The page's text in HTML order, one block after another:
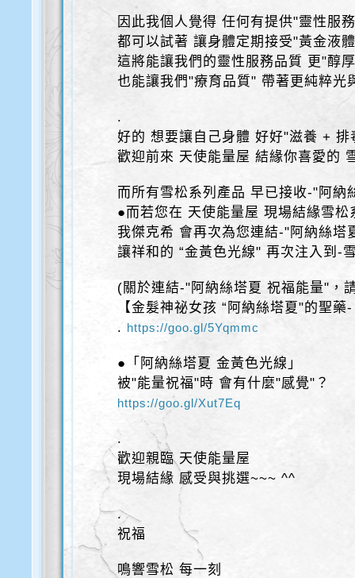
因此我個人覺得 任何有提供"靈性服
都可以試著 讓身體定期接受"黃金液
這將能讓我們的靈性服務品質 更"醇
也能讓我們"療育品質" 帶著更純粹光
.
好的 想要讓自己身體 好好"滋養 + 排
歡迎前來 天使能量屋 結緣你喜愛的
而所有雪松系列產品 早已接收-"阿納
●而若您在 天使能量屋 現場結緣雪松
我傑克希 會再次為您連結-"阿納絲塔
讓祥和的 “金黃色光線" 再次注入到-
(關於連結-"阿納絲塔夏 祝福能量"，
【金髮神祕女孩 “阿納絲塔夏"的聖藥
. https://goo.gl/5Yqmmc
●「阿納絲塔夏 金黃色光線」
被"能量祝福"時 會有什麼"感覺"？
https://goo.gl/Xut7Eq
.
歡迎親臨 天使能量屋
現場結緣 感受與挑選~~~ ^^
.
祝福
鳴響雪松 每一刻